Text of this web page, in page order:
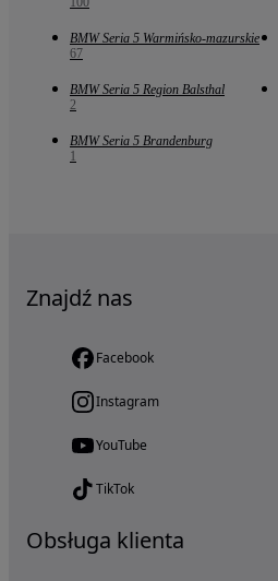
BMW Seria 5 Warmińsko-mazurskie
67
BMW Seria 5 Region Balsthal
2
BMW Seria 5 Brandenburg
1
Znajdź nas
Facebook
Instagram
YouTube
TikTok
Obsługa klienta